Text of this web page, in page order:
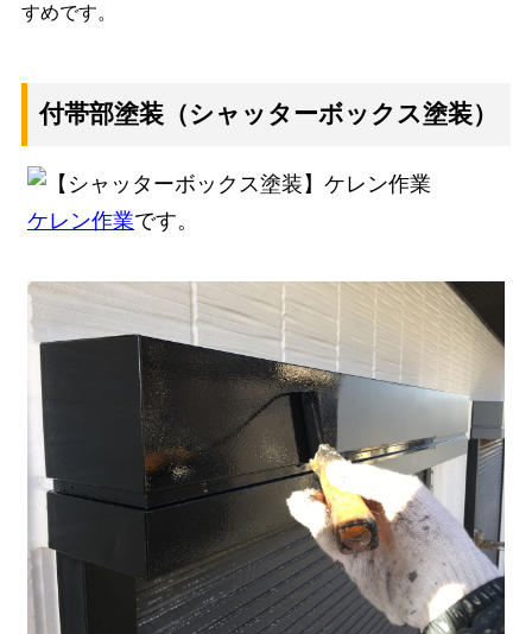
すめです。
付帯部塗装（シャッターボックス塗装）
ケレン作業です。